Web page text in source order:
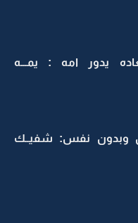
يدور امه : يمـــه
وبدون نفس: شفيــك